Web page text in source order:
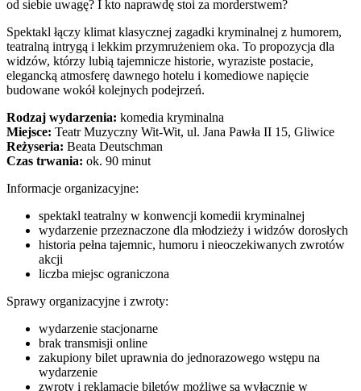
od siebie uwagę? I kto naprawdę stoi za morderstwem?
Spektakl łączy klimat klasycznej zagadki kryminalnej z humorem,
teatralną intrygą i lekkim przymrużeniem oka. To propozycja dla
widzów, którzy lubią tajemnicze historie, wyraziste postacie,
elegancką atmosferę dawnego hotelu i komediowe napięcie
budowane wokół kolejnych podejrzeń.
Rodzaj wydarzenia: komedia kryminalna
Miejsce: Teatr Muzyczny Wit-Wit, ul. Jana Pawła II 15, Gliwice
Reżyseria: Beata Deutschman
Czas trwania: ok. 90 minut
Informacje organizacyjne:
spektakl teatralny w konwencji komedii kryminalnej
wydarzenie przeznaczone dla młodzieży i widzów dorosłych
historia pełna tajemnic, humoru i nieoczekiwanych zwrotów
akcji
liczba miejsc ograniczona
Sprawy organizacyjne i zwroty:
wydarzenie stacjonarne
brak transmisji online
zakupiony bilet uprawnia do jednorazowego wstępu na
wydarzenie
zwroty i reklamacje biletów możliwe są wyłącznie w